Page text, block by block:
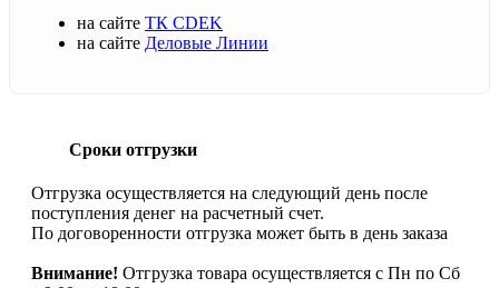
на сайте ТК CDEK
на сайте Деловые Линии
Сроки отгрузки
Отгрузка осуществляется на следующий день после
поступления денег на расчетный счет.
По договоренности отгрузка может быть в день заказа
Внимание! Отгрузка товара осуществляется с Пн по Сб